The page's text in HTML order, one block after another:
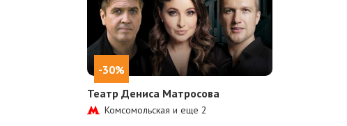
-30%
Театр Дениса Матросова
Комсомольская и еще 2